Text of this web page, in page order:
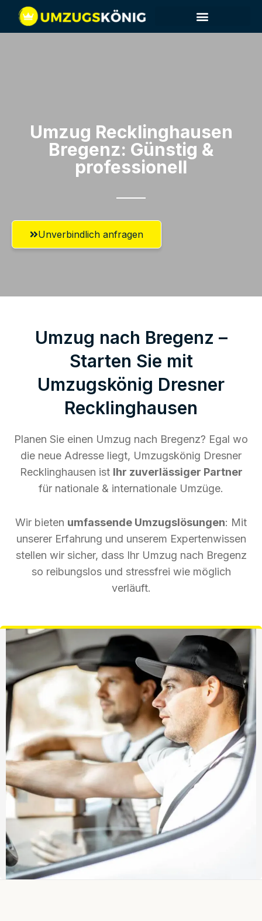
Umzug Recklinghausen​
Bregenz: Günstig &
professionell​
Unverbindlich anfragen
Umzug nach Bregenz –
Starten Sie mit
Umzugskönig Dresner
Recklinghausen
Planen Sie einen Umzug nach Bregenz? Egal wo
die neue Adresse liegt, Umzugskönig Dresner
Recklinghausen ist Ihr zuverlässiger Partner
für nationale & internationale Umzüge.
Wir bieten umfassende Umzugslösungen: Mit
unserer Erfahrung und unserem Expertenwissen
stellen wir sicher, dass Ihr Umzug nach Bregenz
so reibungslos und stressfrei wie möglich
verläuft.